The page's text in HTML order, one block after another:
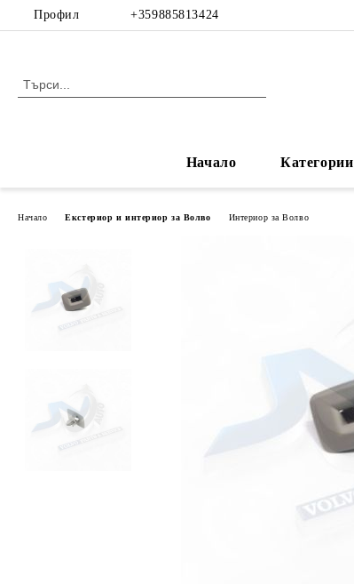
Профил +359885813424
Начало Категории
Начало Екстериор и интериор за Волво Интериор за Волво